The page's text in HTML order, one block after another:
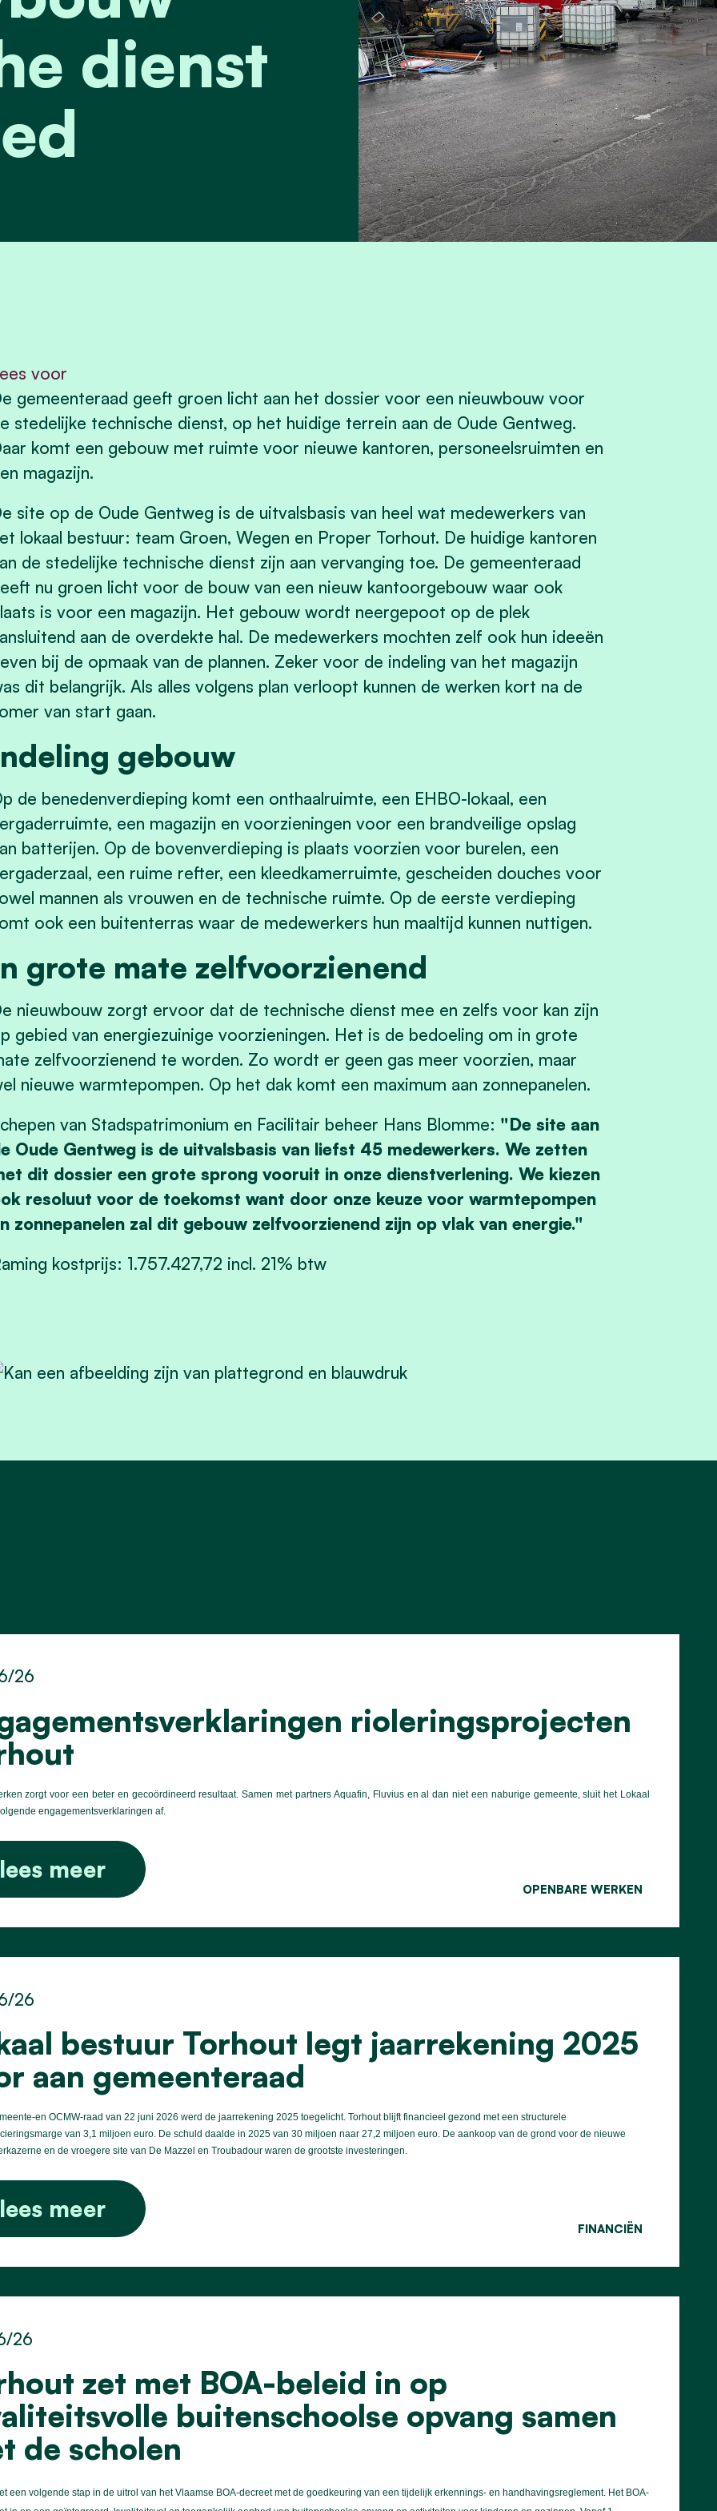
dienst
voor
gemeenteraad geeft groen licht aan het dossier voor een nieuwbouw voor
stedelijke technische dienst, op het huidige terrein aan de Oude Gentweg.
komt een gebouw met ruimte voor nieuwe kantoren, personeelsruimten en
magazijn.
site op de Oude Gentweg is de uitvalsbasis van heel wat medewerkers van
lokaal bestuur: team Groen, Wegen en Proper Torhout. De huidige kantoren
de stedelijke technische dienst zijn aan vervanging toe. De gemeenteraad
nu groen licht voor de bouw van een nieuw kantoorgebouw waar ook
is voor een magazijn. Het gebouw wordt neergepoot op de plek
aan de overdekte hal. De medewerkers mochten zelf ook hun ideeën
bij de opmaak van de plannen. Zeker voor de indeling van het magazijn
dit belangrijk. Als alles volgens plan verloopt kunnen de werken kort na de
van start gaan.
gebouw
de benedenverdieping komt een onthaalruimte, een EHBO-lokaal, een
een magazijn en voorzieningen voor een brandveilige opslag
batterijen. Op de bovenverdieping is plaats voorzien voor burelen, een
een ruime refter, een kleedkamerruimte, gescheiden douches voor
mannen als vrouwen en de technische ruimte. Op de eerste verdieping
ook een buitenterras waar de medewerkers hun maaltijd kunnen nuttigen.
grote mate zelfvoorzienend
nieuwbouw zorgt ervoor dat de technische dienst mee en zelfs voor kan zijn
gebied van energiezuinige voorzieningen. Het is de bedoeling om in grote
zelfvoorzienend te worden. Zo wordt er geen gas meer voorzien, maar
nieuwe warmtepompen. Op het dak komt een maximum aan zonnepanelen.
van Stadspatrimonium en Facilitair beheer Hans Blomme: "De site aan
Oude Gentweg is de uitvalsbasis van liefst 45 medewerkers. We zetten
dit dossier een grote sprong vooruit in onze dienstverlening. We kiezen
resoluut voor de toekomst want door onze keuze voor warmtepompen
zonnepanelen zal dit gebouw zelfvoorzienend zijn op vlak van energie."
kostprijs: 1.757.427,72 incl. 21% btw
rioleringsprojecten
26
zorgt voor een beter en gecoördineerd resultaat. Samen met partners Aquafin, Fluvius en al dan niet een naburige gemeente, sluit het Lokaal
engagementsverklaringen af.
lees meer
OPENBARE WERKEN
bestuur Torhout legt jaarrekening 2025
aan gemeenteraad
26
en OCMW-raad van 22 juni 2026 werd de jaarrekening 2025 toegelicht. Torhout blijft financieel gezond met een structurele
van 3,1 miljoen euro. De schuld daalde in 2025 van 30 miljoen naar 27,2 miljoen euro. De aankoop van de grond voor de nieuwe
en de vroegere site van De Mazzel en Troubadour waren de grootste investeringen.
lees meer
FINANCIËN
zet met BOA-beleid in op
buitenschoolse opvang samen
de scholen
26
een volgende stap in de uitrol van het Vlaamse BOA-decreet met de goedkeuring van een tijdelijk erkennings- en handhavingsreglement. Het BOA-